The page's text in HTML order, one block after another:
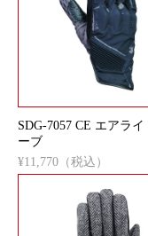
SDG-7057 CE エアライ
ーブ
¥11,770（税込）